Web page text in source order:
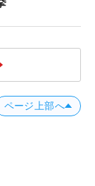
ページ上部へ